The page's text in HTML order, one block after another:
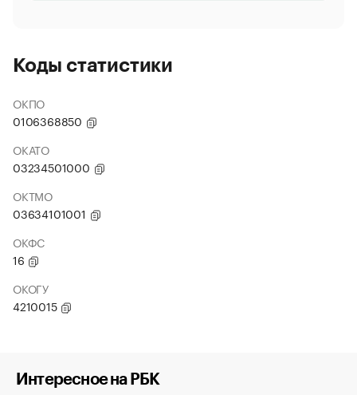
Коды статистики
ОКПО
0106368850
ОКАТО
03234501000
ОКТМО
03634101001
ОКФС
16
ОКОГУ
4210015
Интересное на РБК